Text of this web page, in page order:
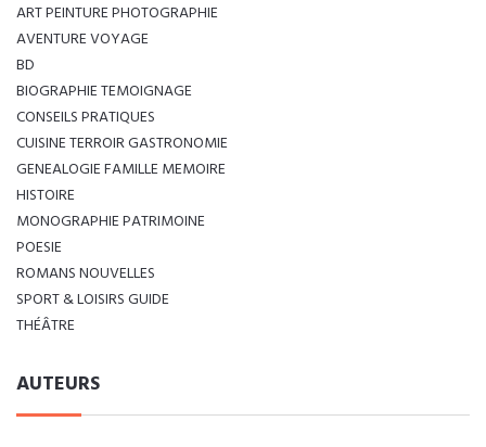
ART PEINTURE PHOTOGRAPHIE
AVENTURE VOYAGE
BD
BIOGRAPHIE TEMOIGNAGE
CONSEILS PRATIQUES
CUISINE TERROIR GASTRONOMIE
GENEALOGIE FAMILLE MEMOIRE
HISTOIRE
MONOGRAPHIE PATRIMOINE
POESIE
ROMANS NOUVELLES
SPORT & LOISIRS GUIDE
THÉÂTRE
AUTEURS